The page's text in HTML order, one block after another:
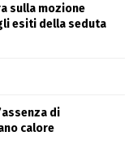
sulla mozione
esiti della seduta
di
calore